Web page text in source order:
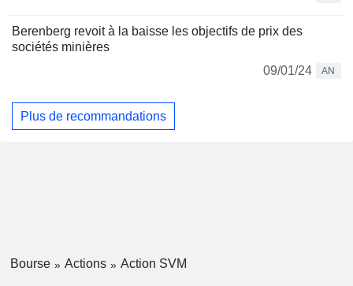
Berenberg revoit à la baisse les objectifs de prix des
sociétés minières
09/01/24
AN
Plus de recommandations
Bourse Actions Action SVM